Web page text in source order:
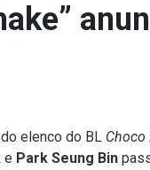
elenco do BL Choco
e Park Seung Bin